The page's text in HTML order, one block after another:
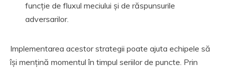
funcție de fluxul meciului și de răspunsurile
adversarilor.
Implementarea acestor strategii poate ajuta echipele să
își mențină momentul în timpul seriilor de puncte. Prin